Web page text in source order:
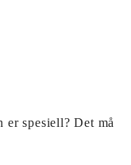
spesiell? Det må